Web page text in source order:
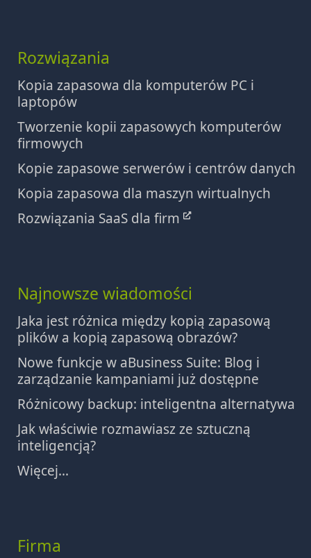
Rozwiązania
Kopia zapasowa dla komputerów PC i
laptopów
Tworzenie kopii zapasowych komputerów
firmowych
Kopie zapasowe serwerów i centrów danych
Kopia zapasowa dla maszyn wirtualnych
Rozwiązania SaaS dla firm
Najnowsze wiadomości
Jaka jest różnica między kopią zapasową
plików a kopią zapasową obrazów?
Nowe funkcje w aBusiness Suite: Blog i
zarządzanie kampaniami już dostępne
Różnicowy backup: inteligentna alternatywa
Jak właściwie rozmawiasz ze sztuczną
inteligencją?
Więcej...
Firma